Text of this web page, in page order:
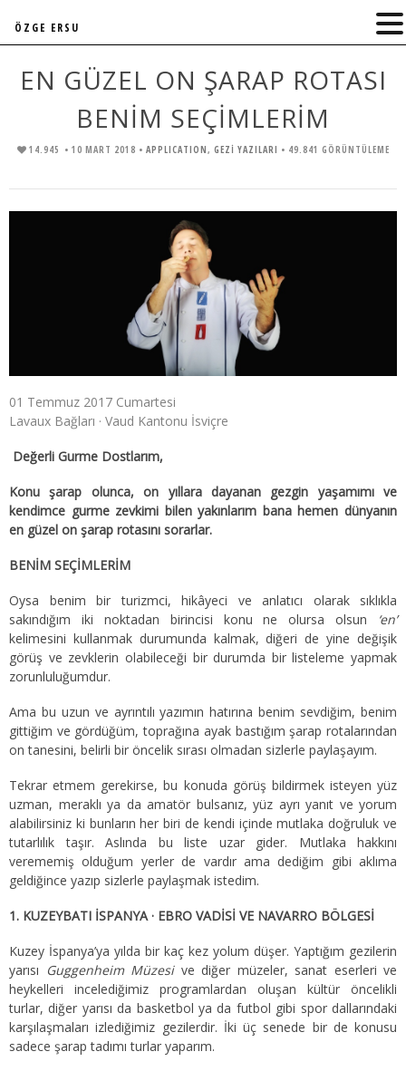
EN GÜZEL ON ŞARAP ROTASI
BENİM SEÇİMLERİM
14.945 • 10 MART 2018 • APPLICATION, GEZİ YAZILARI • 49.841 GÖRÜNTÜLEME
01 Temmuz 2017 Cumartesi
Lavaux Bağları · Vaud Kantonu İsviçre
Değerli Gurme Dostlarım,
Konu şarap olunca, on yıllara dayanan gezgin yaşamımı ve
kendimce gurme zevkimi bilen yakınlarım bana hemen dünyanın
en güzel on şarap rotasını sorarlar.
BENİM SEÇİMLERİM
Oysa benim bir turizmci, hikâyeci ve anlatıcı olarak sıklıkla
sakındığım iki noktadan birincisi konu ne olursa olsun
‘en’
kelimesini kullanmak durumunda kalmak, diğeri de yine değişik
görüş ve zevklerin olabileceği bir durumda bir listeleme yapmak
zorunluluğumdur.
Ama bu uzun ve ayrıntılı yazımın hatırına benim sevdiğim, benim
gittiğim ve gördüğüm, toprağına ayak bastığım şarap rotalarından
on tanesini, belirli bir öncelik sırası olmadan sizlerle paylaşayım.
Tekrar etmem gerekirse, bu konuda görüş bildirmek isteyen yüz
uzman, meraklı ya da amatör bulsanız, yüz ayrı yanıt ve yorum
alabilirsiniz ki bunların her biri de kendi içinde mutlaka doğruluk ve
tutarlılık taşır. Aslında bu liste uzar gider. Mutlaka hakkını
verememiş olduğum yerler de vardır ama dediğim gibi aklıma
geldiğince yazıp sizlerle paylaşmak istedim.
1. KUZEYBATI İSPANYA · EBRO VADİSİ VE NAVARRO BÖLGESİ
Kuzey İspanya’ya yılda bir kaç kez yolum düşer. Yaptığım gezilerin
yarısı Guggenheim Müzesive diğer müzeler, sanat eserleri ve
heykelleri incelediğimiz programlardan oluşan kültür öncelikli
turlar, diğer yarısı da basketbol ya da futbol gibi spor dallarındaki
karşılaşmaları izlediğimiz gezilerdir. İki üç senede bir de konusu
sadece şarap tadımı turlar yaparım.
ÖZGE ERSU